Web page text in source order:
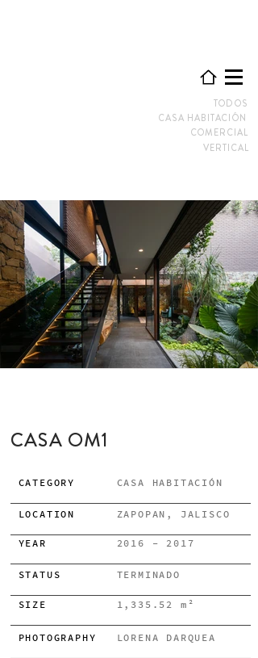
TODOS
CASA HABITACIÓN
COMERCIAL
VERTICAL
CASA OM1
CATEGORY CASA HABITACIÓN
LOCATION ZAPOPAN, JALISCO
YEAR 2016 - 2017
STATUS TERMINADO
SIZE 1,335.52 m²
PHOTOGRAPHY LORENA DARQUEA